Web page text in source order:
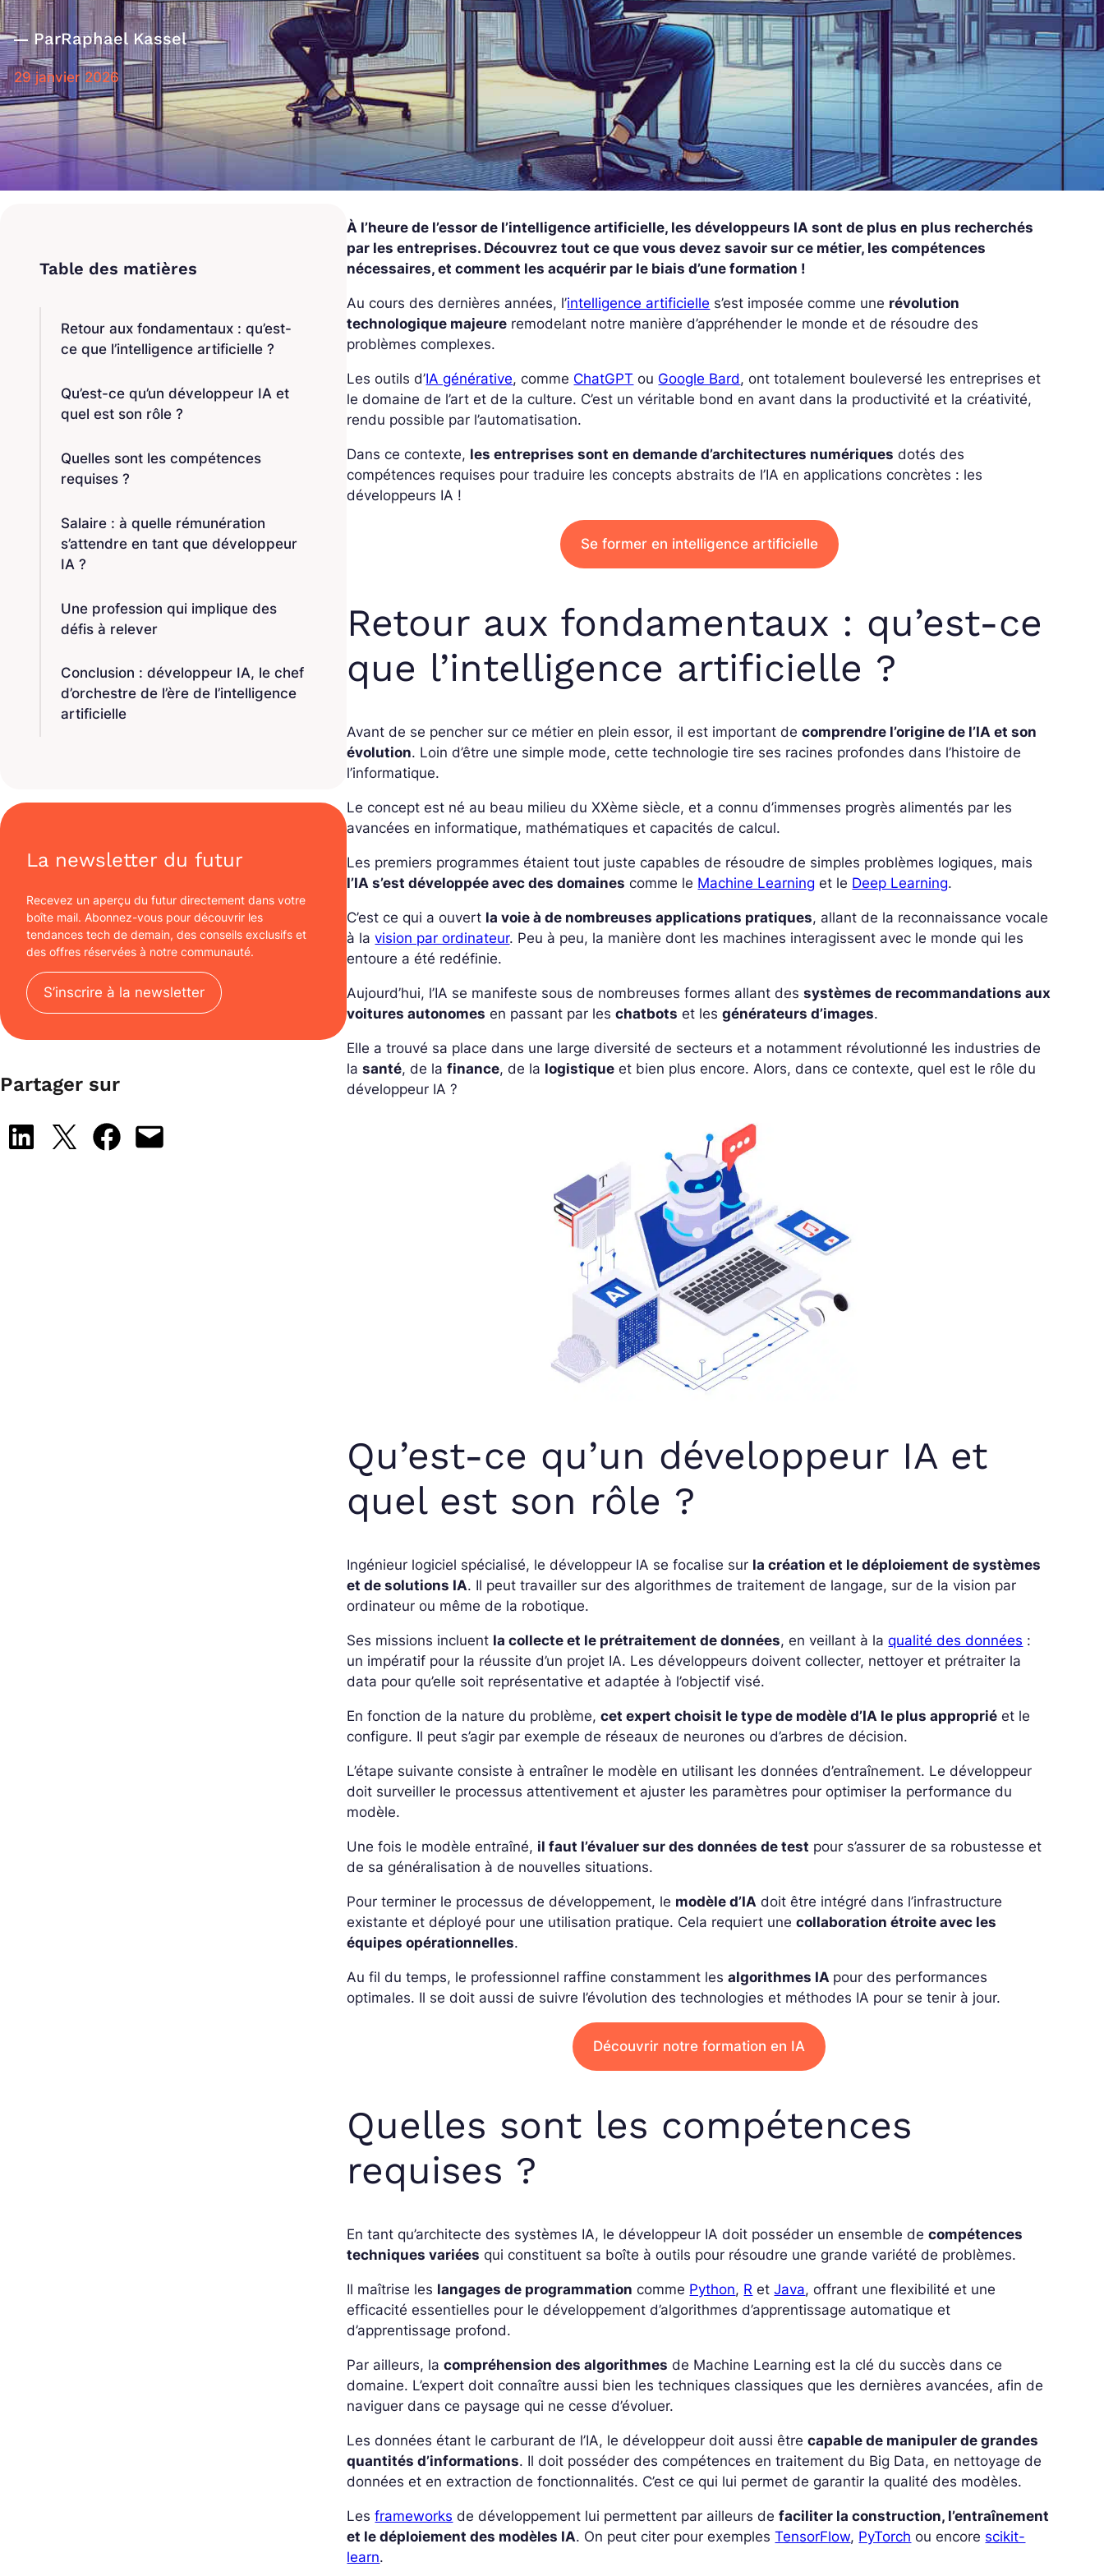
ParRaphael Kassel
29 janvier 2026
Retour aux fondamentaux : qu’est-
ce que l’intelligence artificielle ?
Qu’est-ce qu’un développeur IA et
quel est son rôle ?
Quelles sont les compétences
requises ?
Salaire : à quelle rémunération
s’attendre en tant que développeur
IA ?
Une profession qui implique des
défis à relever
Conclusion : développeur IA, le chef
d’orchestre de l’ère de l’intelligence
artificielle
La newsletter du futur
Recevez un aperçu du futur directement dans votre
boîte mail. Abonnez-vous pour découvrir les
tendances tech de demain, des conseils exclusifs et
des offres réservées à notre communauté.
S’inscrire à la newsletter
Partager sur
Share on LinkedIn
Share on X Share on Facebook
Email this Page
À l’heure de l’essor de l’intelligence artificielle, les développeurs IA sont de plus en plus recherchés
par les entreprises. Découvrez tout ce que vous devez savoir sur ce métier, les compétences
nécessaires, et comment les acquérir par le biais d’une formation !
Au cours des dernières années, l’intelligence artificielle s’est imposée comme une révolution
technologique majeure remodelant notre manière d’appréhender le monde et de résoudre des
problèmes complexes.
Les outils d’IA générative, comme ChatGPT ou Google Bard, ont totalement bouleversé les entreprises et
le domaine de l’art et de la culture. C’est un véritable bond en avant dans la productivité et la créativité,
rendu possible par l’automatisation.
Dans ce contexte, les entreprises sont en demande d’architectures numériques dotés des
compétences requises pour traduire les concepts abstraits de l’IA en applications concrètes : les
développeurs IA !
Se former en intelligence artificielle
Retour aux fondamentaux : qu’est-ce
que l’intelligence artificielle ?
Avant de se pencher sur ce métier en plein essor, il est important decomprendre l’origine de l’IA et son
évolution. Loin d’être une simple mode, cette technologie tire ses racines profondes dans l’histoire de
l’informatique.
Le concept est né au beau milieu du XXème siècle, et a connu d’immenses progrès alimentés par les
avancées en informatique, mathématiques et capacités de calcul.
Les premiers programmes étaient tout juste capables de résoudre de simples problèmes logiques, mais
l’IA s’est développée avec des domaines comme le Machine Learning et le Deep Learning.
C’est ce qui a ouvert la voie à de nombreuses applications pratiques, allant de la reconnaissance vocale
à lavision par ordinateur. Peu à peu, la manière dont les machines interagissent avec le monde qui les
entoure a été redéfinie.
Aujourd’hui, l’IA se manifeste sous de nombreuses formes allant dessystèmes de recommandations aux
voitures autonomes en passant par leschatbots et lesgénérateurs d’images.
Elle a trouvé sa place dans une large diversité de secteurs et a notamment révolutionné les industries de
lasanté, de lafinance, de la logistique et bien plus encore. Alors, dans ce contexte, quel est le rôle du
développeur IA ?
Qu’est-ce qu’un développeur IA et
quel est son rôle ?
Ingénieur logiciel spécialisé, le développeur IA se focalise sur la création et le déploiement de systèmes
et de solutions IA. Il peut travailler sur des algorithmes de traitement de langage, sur de la vision par
ordinateur ou même de la robotique.
Ses missions incluent la collecte et le prétraitement de données, en veillant à laqualité des données :
un impératif pour la réussite d’un projet IA. Les développeurs doivent collecter, nettoyer et prétraiter la
data pour qu’elle soit représentative et adaptée à l’objectif visé.
En fonction de la nature du problème,cet expert choisit le type de modèle d’IA le plus approprié et le
configure. Il peut s’agir par exemple de réseaux de neurones ou d’arbres de décision.
L’étape suivante consiste à entraîner le modèle en utilisant les données d’entraînement. Le développeur
doit surveiller le processus attentivement et ajuster les paramètres pour optimiser la performance du
modèle.
Une fois le modèle entraîné, il faut l’évaluer sur des données de test pour s’assurer de sa robustesse et
de sa généralisation à de nouvelles situations.
Pour terminer le processus de développement, le modèle d’IA doit être intégré dans l’infrastructure
existante et déployé pour une utilisation pratique. Cela requiert unecollaboration étroite avec les
équipes opérationnelles.
Au fil du temps, le professionnel raffine constamment lesalgorithmes IA pour des performances
optimales. Il se doit aussi de suivre l’évolution des technologies et méthodes IA pour se tenir à jour.
Découvrir notre formation en IA
Quelles sont les compétences
requises ?
En tant qu’architecte des systèmes IA, le développeur IA doit posséder un ensemble decompétences
techniques variées qui constituent sa boîte à outils pour résoudre une grande variété de problèmes.
Il maîtrise les langages de programmation comme Python, R etJava, offrant une flexibilité et une
efficacité essentielles pour le développement d’algorithmes d’apprentissage automatique et
d’apprentissage profond.
Par ailleurs, lacompréhension des algorithmes de Machine Learning est la clé du succès dans ce
domaine. L’expert doit connaître aussi bien les techniques classiques que les dernières avancées, afin de
naviguer dans ce paysage qui ne cesse d’évoluer.
Les données étant le carburant de l’IA, le développeur doit aussi êtrecapable de manipuler de grandes
quantités d’informations. Il doit posséder des compétences en traitement du Big Data, en nettoyage de
données et en extraction de fonctionnalités. C’est ce qui lui permet de garantir la qualité des modèles.
Lesframeworks de développement lui permettent par ailleurs defaciliter la construction, l’entraînement
et le déploiement des modèles IA. On peut citer pour exemplesTensorFlow, PyTorch ou encore scikit-
learn.